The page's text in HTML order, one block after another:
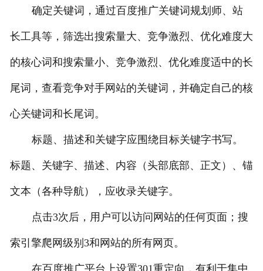
确定关键词，通过百度推广关键词规划师、站
长工具等，筛选出搜索量大、竞争激烈、优化难度大
的核心词和搜索量小、竞争激烈、优化难度适中的长
尾词，查看竞争对手网站的关键词，并确定自己的核
心关键词和长尾词。
标题、描述和关键字应围绕目标关键字书写。
标题、关键字、描述、内容（头部底部、正文）、锚
文本（各种导航），应收录关键字。
点击3次后，用户可以访问网站的任何页面；搜
索引擎爬网级别3和网站的所有网页。